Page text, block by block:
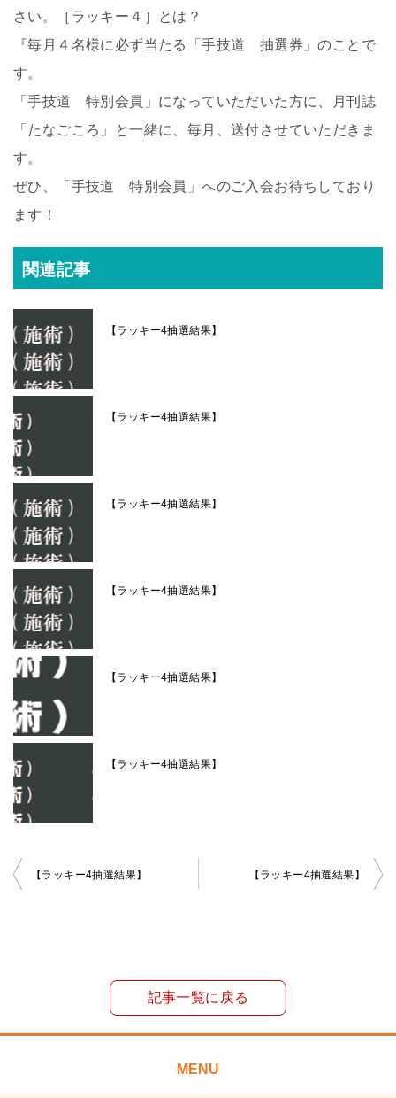
さい。［ラッキー４］とは？
『毎月４名様に必ず当たる「手技道 抽選券」のことで
す。
「手技道 特別会員」になっていただいた方に、月刊誌
「たなごころ」と一緒に、毎月、送付させていただきま
す。
ぜひ、「手技道 特別会員」へのご入会お待ちしており
ます！
関連記事
【ラッキー4抽選結果】
【ラッキー4抽選結果】
【ラッキー4抽選結果】
【ラッキー4抽選結果】
【ラッキー4抽選結果】
【ラッキー4抽選結果】
投
シ
【ラッキー4抽選結果】 【ラッキー4抽選結果】
記事一覧に戻る
MENU